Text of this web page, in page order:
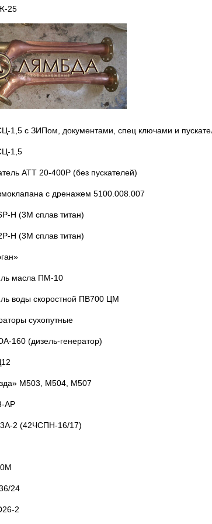
25
1,5 с ЗИПом, документами, спец ключами и
1,5
АТТ 20-400Р (без пускателей)
с дренажем 5100.008.007
Н (3М сплав титан)
Н (3М сплав титан)
масла ПМ-10
воды скоростной ПВ700 ЦМ
сухопутные
160 (дизель-генератор)
М503, М504, М507
АР
2 (42ЧСПН-16/17)
24
2